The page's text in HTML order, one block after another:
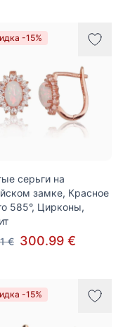
-15%
серьги на
замке, Красное
585°, Цирконы,
€ 300.99 €
-15%